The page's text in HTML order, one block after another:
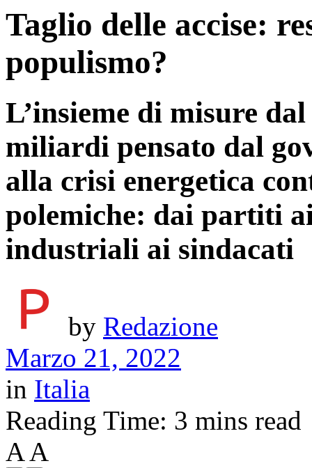
Taglio delle accise:
populismo?
L’insieme di misure
miliardi pensato dal
alla crisi energetica
polemiche: dai partiti
industriali ai sindacati
by Redazione
Marzo 21, 2022
in Italia
Reading Time: 3 mins read
A A